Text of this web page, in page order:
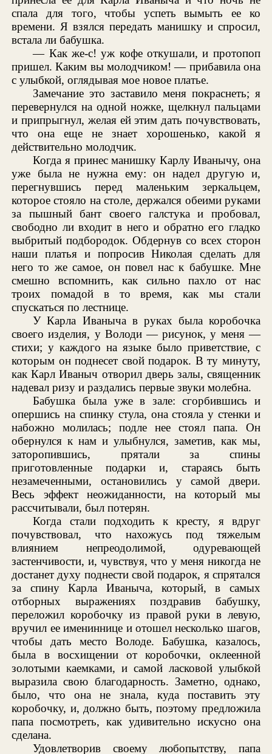
спала для того, чтобы успеть вымыть ее ко
времени. Я взялся передать манишку и спросил,
встала ли бабушка.
— Как же-с! уж кофе откушали, и протопоп
пришел. Каким вы молодчиком! — прибавила она
с улыбкой, оглядывая мое новое платье.
Замечание это заставило меня покраснеть; я
перевернулся на одной ножке, щелкнул пальцами
и припрыгнул, желая ей этим дать почувствовать,
что она еще не знает хорошенько, какой я
действительно молодчик.
Когда я принес манишку Карлу Иванычу, она
уже была не нужна ему: он надел другую и,
перегнувшись перед маленьким зеркальцем,
которое стояло на столе, держался обеими руками
за пышный бант своего галстука и пробовал,
свободно ли входит в него и обратно его гладко
выбритый подбородок. Обдернув со всех сторон
наши платья и попросив Николая сделать для
него то же самое, он повел нас к бабушке. Мне
смешно вспомнить, как сильно пахло от нас
троих помадой в то время, как мы стали
спускаться по лестнице.
У Карла Иваныча в руках была коробочка
своего изделия, у Володи — рисунок, у меня —
стихи; у каждого на языке было приветствие, с
которым он поднесет свой подарок. В ту минуту,
как Карл Иваныч отворил дверь залы, священник
надевал ризу и раздались первые звуки молебна.
Бабушка была уже в зале: сгорбившись и
опершись на спинку стула, она стояла у стенки и
набожно молилась; подле нее стоял папа. Он
обернулся к нам и улыбнулся, заметив, как мы,
заторопившись, прятали за спины
приготовленные подарки и, стараясь быть
незамеченными, остановились у самой двери.
Весь эффект неожиданности, на который мы
рассчитывали, был потерян.
Когда стали подходить к кресту, я вдруг
почувствовал, что нахожусь под тяжелым
влиянием непреодолимой, одуревающей
застенчивости, и, чувствуя, что у меня никогда не
достанет духу поднести свой подарок, я спрятался
за спину Карла Иваныча, который, в самых
отборных выражениях поздравив бабушку,
переложил коробочку из правой руки в левую,
вручил ее имениннице и отошел несколько шагов,
чтобы дать место Володе. Бабушка, казалось,
была в восхищении от коробочки, оклеенной
золотыми каемками, и самой ласковой улыбкой
выразила свою благодарность. Заметно, однако,
было, что она не знала, куда поставить эту
коробочку, и, должно быть, поэтому предложила
папа посмотреть, как удивительно искусно она
сделана.
Удовлетворив своему любопытству, папа